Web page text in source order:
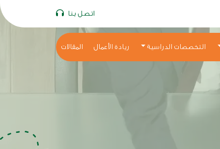
اتصل بنا
التخصصات الدراسية ريادة الأعمال المقالات